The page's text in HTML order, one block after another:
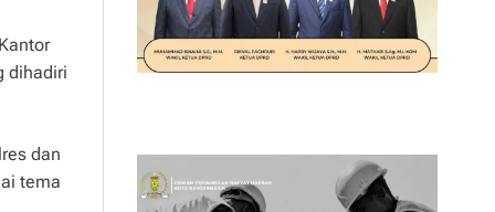
dihadiri
dan
tema